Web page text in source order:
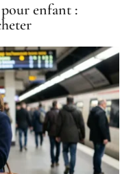
pour enfant :